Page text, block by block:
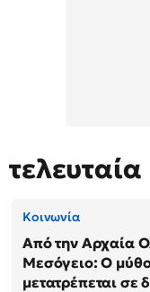
τελευταία
Κοινωνία
Από την Αρχαία
Μεσόγειο: Ο
μετατρέπεται σε